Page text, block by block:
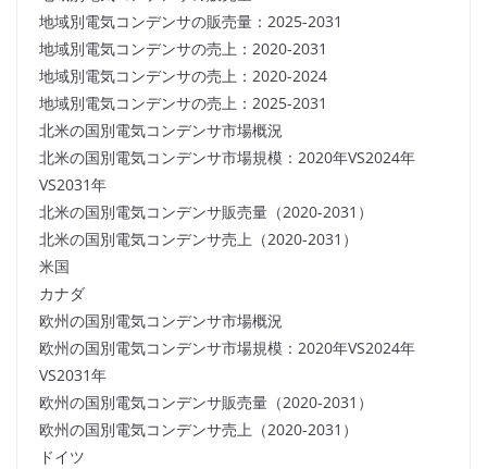
地域別電気コンデンサの販売量：2025-2031
地域別電気コンデンサの売上：2020-2031
地域別電気コンデンサの売上：2020-2024
地域別電気コンデンサの売上：2025-2031
北米の国別電気コンデンサ市場概況
北米の国別電気コンデンサ市場規模：2020年VS2024年
VS2031年
北米の国別電気コンデンサ販売量（2020-2031）
北米の国別電気コンデンサ売上（2020-2031）
米国
カナダ
欧州の国別電気コンデンサ市場概況
欧州の国別電気コンデンサ市場規模：2020年VS2024年
VS2031年
欧州の国別電気コンデンサ販売量（2020-2031）
欧州の国別電気コンデンサ売上（2020-2031）
ドイツ